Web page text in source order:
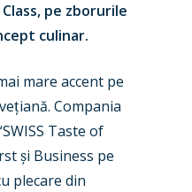
pe zborurile
culinar.
mare accent pe
țiană. Compania
Taste of
și Business pe
plecare din
New Routes
Industry